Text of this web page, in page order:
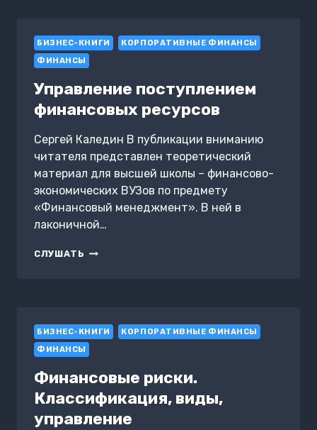
КАПИТАЛА»
БИЗНЕС-КНИГИ
КОРПОРАТИВНЫЕ ФИНАНСЫ
ФИНАНСЫ
Управление поступлением
финансовых ресурсов
Сергей Каледин В публикации вниманию
читателя представлен теоретический
материал для высшей школы – финансово-
экономических ВУЗов по предмету
«Финансовый менеджмент». В ней в
лаконичной…
СЛУШАТЬ УПРАВЛЕНИЕ
БИЗНЕС-КНИГИ
КОРПОРАТИВНЫЕ ФИНАНСЫ
ФИНАНСЫ
Финансовые риски.
Классификация, виды,
управление